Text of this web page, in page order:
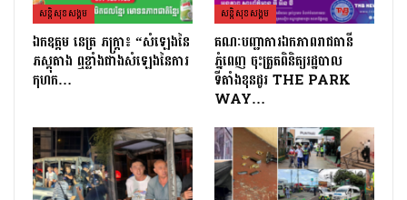
សន្តិសុខសង្គម
ឯកឧត្តម នេត្រ ភក្រ្តា៖ “សំឡេងនៃ
ភស្តុតាង ឮខ្លាំងជាងសំឡេងនៃការ
កុហក…
សន្តិសុខសង្គម
គណៈបញ្ជាការឯកភាពរាជធានី
ភ្នំពេញ ចុះត្រួតពិនិត្យរដ្ឋបាល
ទីតាំងខុនដូរ THE PARK
WAY…